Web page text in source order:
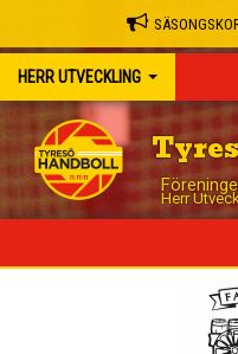
HERR UTVECKLING
Herr